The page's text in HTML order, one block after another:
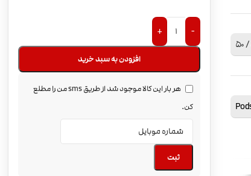
-
+
افزودن به سبد خرید
هر بار این کالا موجود شد از طریق sms من را مطلع
کن.
ثبت